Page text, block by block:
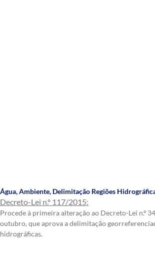
Água,Ambiente, Delimitação Regiões
Decreto-Lei n.º 117/2015:
Procede à primeira alteração ao Decreto-Lei n.º
outubro, que aprova a delimitação
hidrográficas.